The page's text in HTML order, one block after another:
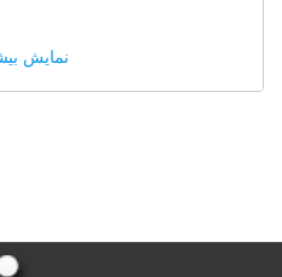
از چسب بتن برای ترمیم و
عمقی استفاده می شود چسب
چسب بتن مقاومت کششی و